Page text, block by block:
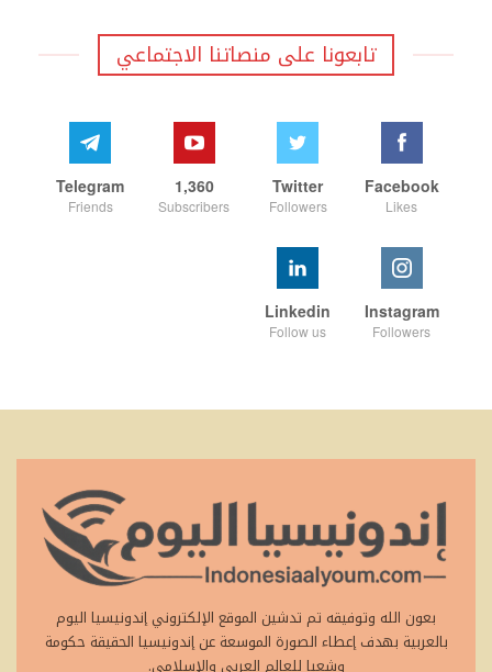
تابعونا على منصاتنا الاجتماعي
Facebook
Likes
Twitter
Followers
1,360
Subscribers
Telegram
Friends
Instagram
Followers
Linkedin
Follow us
بعون الله وتوفيقه تم تدشين الموقع الإلكتروني إندونيسيا اليوم
بالعربية بهدف إعطاء الصورة الموسعة عن إندونيسيا الحقيقة حكومة
وشعبا للعالم العربي والإسلامي.